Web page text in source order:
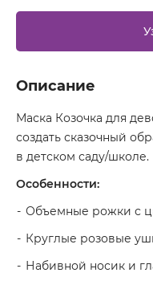
Описание
Маска Козочка для
создать сказочный
в детском саду/школе.
Особенности:
Объемные рожки с
Круглые розовые
Набивной носик и